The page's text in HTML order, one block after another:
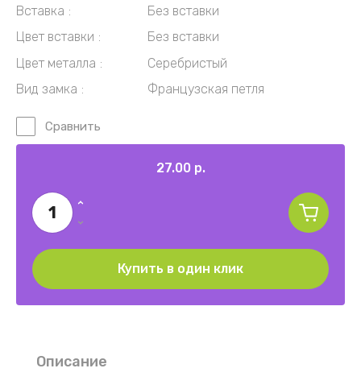
Вставка
Без вставки
Цвет вставки
Без вставки
Цвет металла
Серебристый
Вид замка
Французская петля
Сравнить
27.00 р.
Купить в один клик
Описание